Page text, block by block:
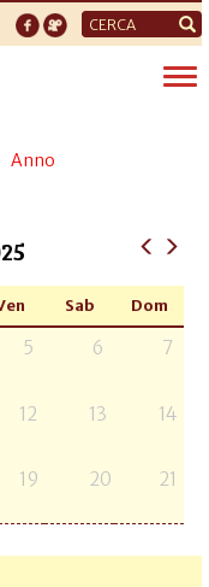
Form
di
ricerca
Anno
Sab Dom
5 6 7
12 13 14
19 20 21